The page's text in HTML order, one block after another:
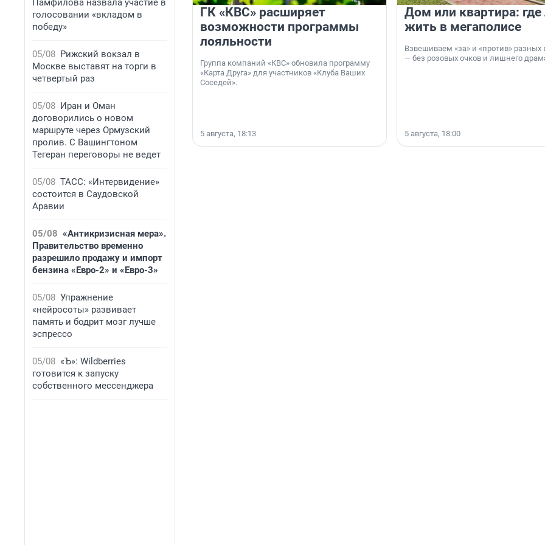
Памфилова назвала участие в
голосовании «вкладом в
победу»
05/08 Рижский вокзал в
Москве выставят на торги в
четвертый раз
05/08 Иран и Оман
договорились о новом
маршруте через Ормузский
пролив. С Вашингтоном
Тегеран переговоры не ведет
05/08 ТАСС: «Интервидение»
состоится в Саудовской
Аравии
05/08 «Антикризисная мера».
Правительство временно
разрешило продажу и импорт
бензина «Евро-2» и «Евро-3»
05/08 Упражнение
«нейросоты» развивает
память и бодрит мозг лучше
эспрессо
05/08 «Ъ»: Wildberries
готовится к запуску
собственного мессенджера
ГК «КВС» расширяет
возможности программы
лояльности
Группа компаний «КВС» обновила программу
«Карта Друга» для участников «Клуба Ваших
Соседей».
5 августа, 18:13
Дом или квартира:
жить в мегаполисе
Взвешиваем «за» и «против» разных
— без розовых очков и лишнего
5 августа, 18:00